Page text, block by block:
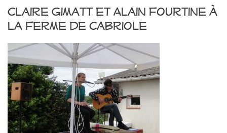
Claire Gimatt et Alain Fourtine à
la Ferme de Cabriole